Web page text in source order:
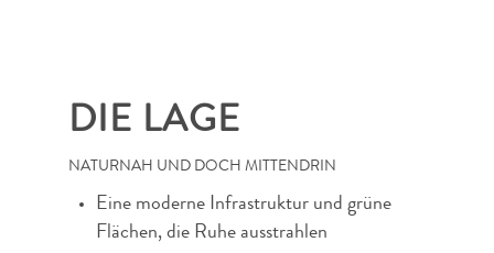
DIE LAGE
NATURNAH UND DOCH MITTENDRIN
Eine moderne Infrastruktur und grüne
Flächen, die Ruhe ausstrahlen